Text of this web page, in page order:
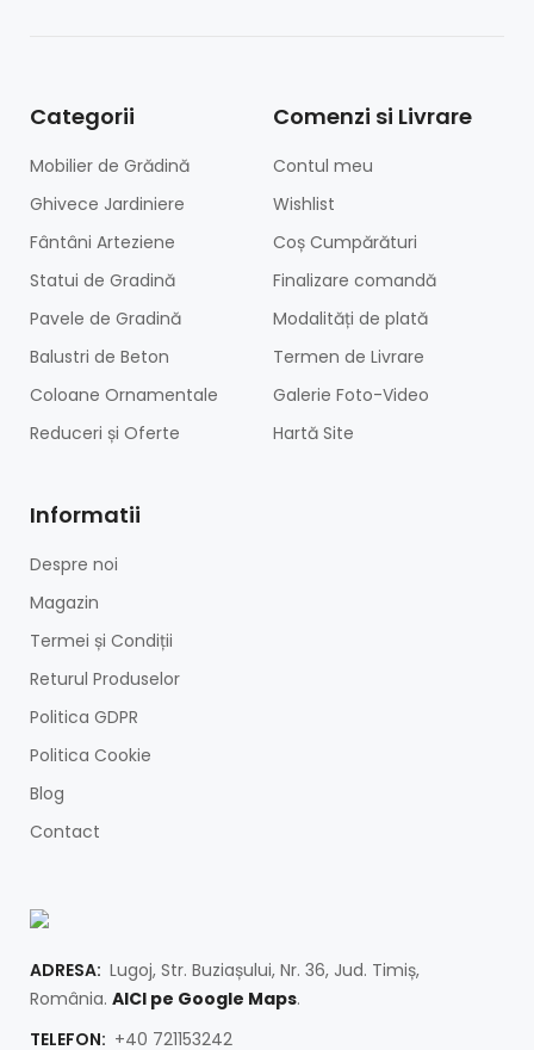
Categorii
Mobilier de Grădină
Ghivece Jardiniere
Fântâni Arteziene
Statui de Gradină
Pavele de Gradină
Balustri de Beton
Coloane Ornamentale
Reduceri și Oferte
Comenzi si Livrare
Contul meu
Wishlist
Coș Cumpărături
Finalizare comandă
Modalități de plată
Termen de Livrare
Galerie Foto-Video
Hartă Site
Informatii
Despre noi
Magazin
Termei și Condiții
Returul Produselor
Politica GDPR
Politica Cookie
Blog
Contact
ADRESA: Lugoj, Str. Buziașului, Nr. 36, Jud. Timiș,
România. AICI pe Google Maps.
TELEFON: +40 721153242